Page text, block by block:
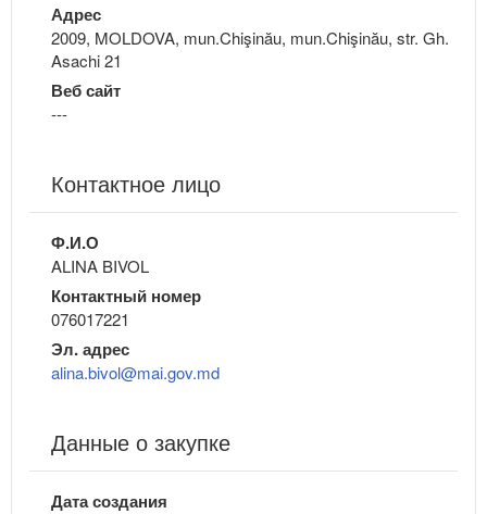
Адрес
2009, MOLDOVA, mun.Chişinău, mun.Chişinău, str. Gh.
Asachi 21
Веб сайт
---
Контактное лицо
Ф.И.О
ALINA BIVOL
Контактный номер
076017221
Эл. адрес
alina.bivol@mai.gov.md
Данные о закупке
Дата создания